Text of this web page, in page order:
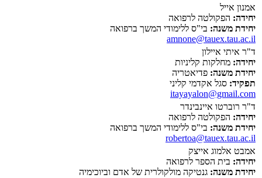
אמנון אייל
יחידה: הפקולטה לרפואה
יחידת משנה: בי"ס ללימודי המשך ברפואה
amnone@tauex.tau.ac.il
ד"ר איתי איילון
יחידה: מחלקות קליניות
יחידת משנה: פדיאטריה
תפקיד: סגל אקדמי קליני
itayayalon@gmail.com
ד"ר רוברטו איינבינדר
יחידה: הפקולטה לרפואה
יחידת משנה: בי"ס ללימודי המשך ברפואה
robertoa@tauex.tau.ac.il
אמבט אלמוג אייצק
יחידה: בית הספר לרפואה
יחידת משנה: גנטיקה מולקולרית של אדם וביוכימיה